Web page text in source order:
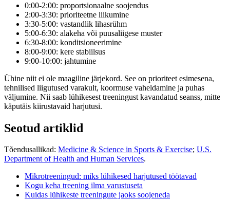
0:00-2:00: proportsionaalne soojendus
2:00-3:30: prioriteetne liikumine
3:30-5:00: vastandlik lihasrühm
5:00-6:30: alakeha või puusaliigese muster
6:30-8:00: konditsioneerimine
8:00-9:00: kere stabiilsus
9:00-10:00: jahtumine
Ühine niit ei ole maagiline järjekord. See on prioriteet esimesena,
tehnilised liigutused varakult, koormuse vaheldamine ja puhas
väljumine. Nii saab lühikesest treeningust kavandatud seanss, mitte
käputäis kiirustavaid harjutusi.
Seotud artiklid
Tõendusallikad: Medicine & Science in Sports & Exercise; U.S.
Department of Health and Human Services.
Mikrotreeningud: miks lühikesed harjutused töötavad
Kogu keha treening ilma varustuseta
Kuidas lühikeste treeningute jaoks soojeneda